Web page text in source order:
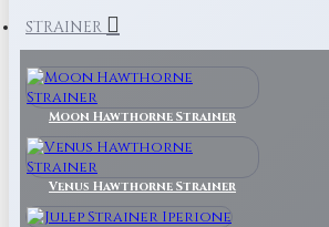
STRAINER
Moon Hawthorne Strainer
Venus Hawthorne Strainer